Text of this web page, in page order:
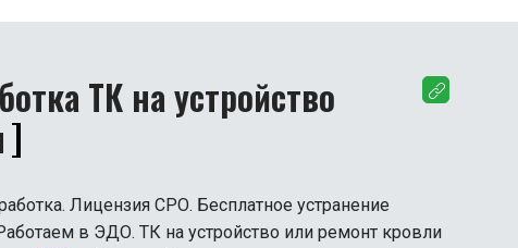
ТК на устройство
Лицензия СРО. Бесплатное устранение
в ЭДО. ТК на устройство или ремонт кровли